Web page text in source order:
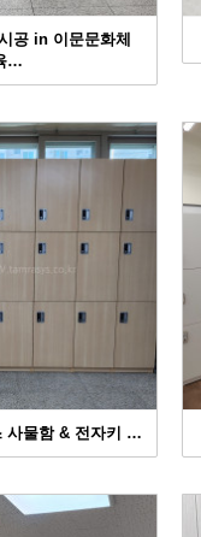
공 in 이문문화체
…
사물함 & 전자키 …